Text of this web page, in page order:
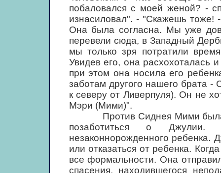
побаловался с моей женой? -
изнасиловал". - "Скажешь тоже!
Она была согласна. Мы уже
перевели сюда, в Западный
мы только зря потратили
Увидев его, она расхохоталась
при этом она носила его
заботам другого нашего брата
к северу от Ливерпуля). Он не
Мэри (Мими)".
Против Сиднея Мими была
позаботиться о Джулии.
незаконнорожденного ребенка.
или отказаться от ребенка.
все формальности. Она
спасения, находившегося